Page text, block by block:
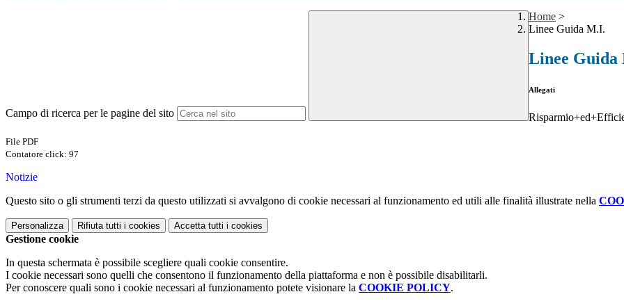
Campo di ricerca per le pagine del sito
Home >
Linee Guida M.I.
Linee Guida
Allegati
File PDF
Contatore click: 97
Notizie
Questo sito o gli strumenti terzi da questo utilizzati si avvalgono di cookie necessari al funzionamento ed utili alle finalità illustrate nella
Personalizza Rifiuta tutti i cookies Accetta tutti i cookies
Gestione cookie
In questa schermata è possibile scegliere quali cookie consentire.
I cookie necessari sono quelli che consentono il funzionamento della piattaforma e non è possibile disabilitarli.
Per conoscere quali sono i cookie necessari al funzionamento potete visionare la COOKIE POLICY.